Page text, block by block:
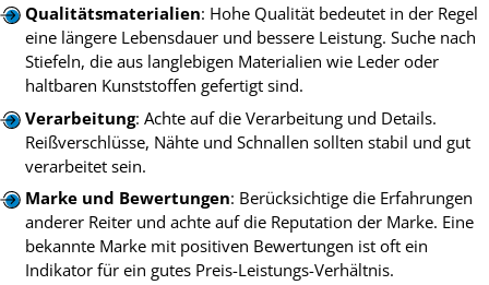
Qualitätsmaterialien: Hohe Qualität bedeutet in der Regel
eine längere Lebensdauer und bessere Leistung. Suche nach
Stiefeln, die aus langlebigen Materialien wie Leder oder
haltbaren Kunststoffen gefertigt sind.
Verarbeitung: Achte auf die Verarbeitung und Details.
Reißverschlüsse, Nähte und Schnallen sollten stabil und gut
verarbeitet sein.
Marke und Bewertungen: Berücksichtige die Erfahrungen
anderer Reiter und achte auf die Reputation der Marke. Eine
bekannte Marke mit positiven Bewertungen ist oft ein
Indikator für ein gutes Preis-Leistungs-Verhältnis.